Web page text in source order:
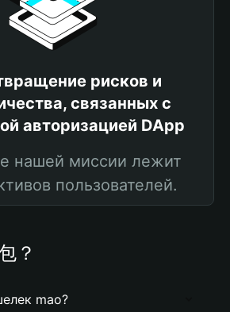
рисков и
связанных с
авторизацией DApp
нашей миссии лежит
пользователей.
？
mao?